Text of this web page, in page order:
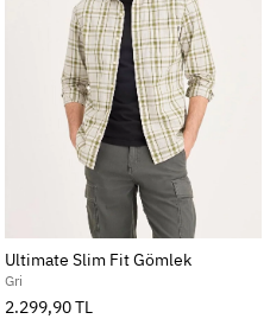
Ultimate Slim Fit Gömlek
Gri
2.299,90 TL